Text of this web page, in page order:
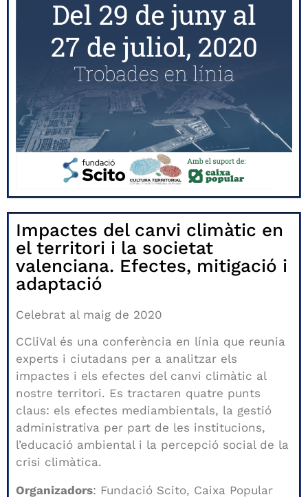
Impactes del canvi climàtic en
el territori i la societat
valenciana. Efectes, mitigació i
adaptació
Celebrat al maig de 2020
CCliVal és una conferència en línia que reunia
experts i ciutadans per a analitzar els
impactes i els efectes del canvi climàtic al
nostre territori. Es tractaren quatre punts
claus: els efectes mediambientals, la gestió
administrativa per part de les institucions,
l’educació ambiental i la percepció social de la
crisi climàtica.
Organizadors: Fundació Scito, Caixa Popular